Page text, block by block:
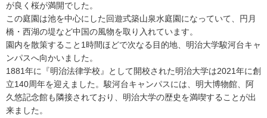
が良く桜が満開でした。
この庭園は池を中心にした回遊式築山泉水庭園になっていて、円月
橋・西湖の堤など中国の風物を取り入れています。
園内を散策すること1時間ほどで次なる目的地、明治大学駿河台キャ
ンパスへ向かいました。
1881年に『明治法律学校』として開校された明治大学は2021年に創
立140周年を迎えました。駿河台キャンパスには、明大博物館、阿
久悠記念館も隣接されており、明治大学の歴史を満喫することが出
来ました。